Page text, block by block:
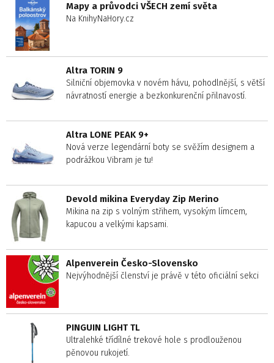
Mapy a průvodci VŠECH zemí světa
Na KnihyNaHory.cz
Altra TORIN 9
Silniční objemovka v novém hávu, pohodlnější, s větší
návratností energie a bezkonkurenční přilnavostí.
Altra LONE PEAK 9+
Nová verze legendární boty se svěžím designem a
podrážkou Vibram je tu!
Devold mikina Everyday Zip Merino
Mikina na zip s volným střihem, vysokým límcem,
kapucou a velkými kapsami.
Alpenverein Česko-Slovensko
Nejvýhodnější členství je právě v této oficiální sekci
PINGUIN LIGHT TL
Ultralehké třídílné trekové hole s prodlouženou
pěnovou rukojetí.